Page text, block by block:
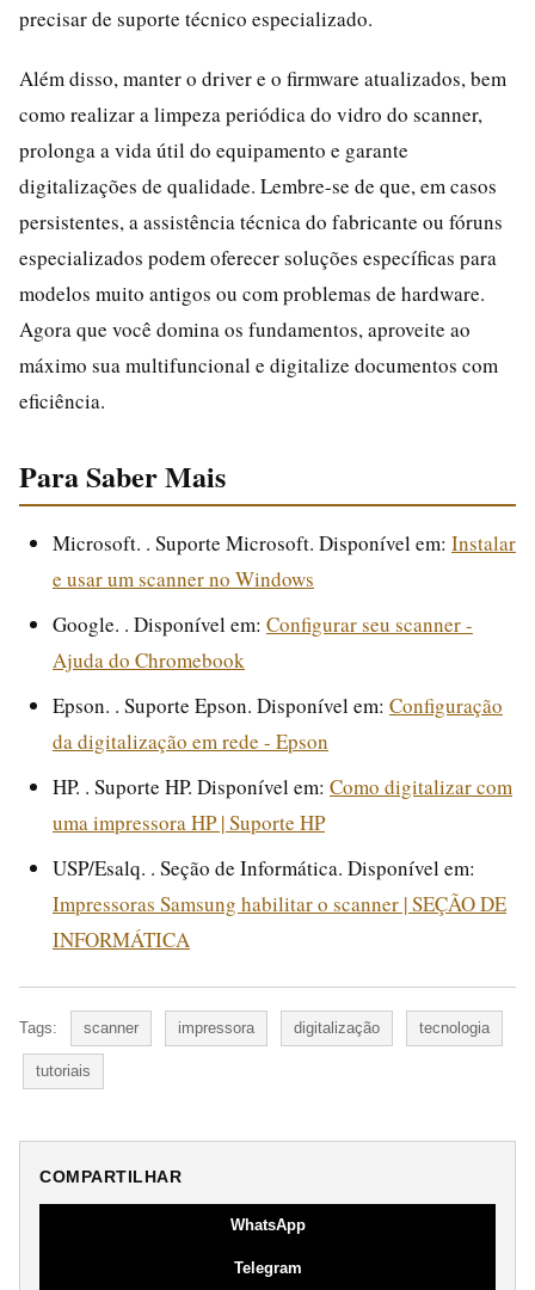
precisar de suporte técnico especializado.
Além disso, manter o driver e o firmware atualizados, bem
como realizar a limpeza periódica do vidro do scanner,
prolonga a vida útil do equipamento e garante
digitalizações de qualidade. Lembre-se de que, em casos
persistentes, a assistência técnica do fabricante ou fóruns
especializados podem oferecer soluções específicas para
modelos muito antigos ou com problemas de hardware.
Agora que você domina os fundamentos, aproveite ao
máximo sua multifuncional e digitalize documentos com
eficiência.
Para Saber Mais
Microsoft. . Suporte Microsoft. Disponível em: Instalar
e usar um scanner no Windows
Google. . Disponível em: Configurar seu scanner -
Ajuda do Chromebook
Epson. . Suporte Epson. Disponível em: Configuração
da digitalização em rede - Epson
HP. . Suporte HP. Disponível em: Como digitalizar com
uma impressora HP | Suporte HP
USP/Esalq. . Seção de Informática. Disponível em:
Impressoras Samsung habilitar o scanner | SEÇÃO DE
INFORMÁTICA
Tags: scanner impressora digitalização tecnologia
tutoriais
COMPARTILHAR
WhatsApp
Telegram